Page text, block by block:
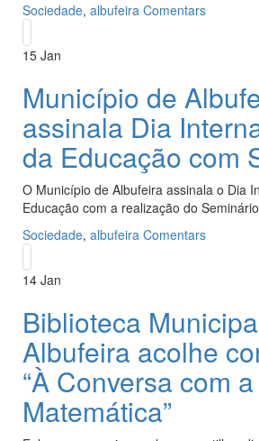
Sociedade, albufeira Comentars
15 Jan
Município de
assinala Dia
da Educação com
O Município de Albufeira assinala o Dia
Educação com a realização do
Sociedade, albufeira Comentars
14 Jan
Biblioteca
Albufeira acolhe
“À Conversa com a
Matemática”